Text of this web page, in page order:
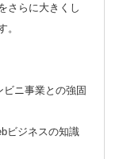
さらに大きくし
。
ビニ事業との強固
ビジネスの知識